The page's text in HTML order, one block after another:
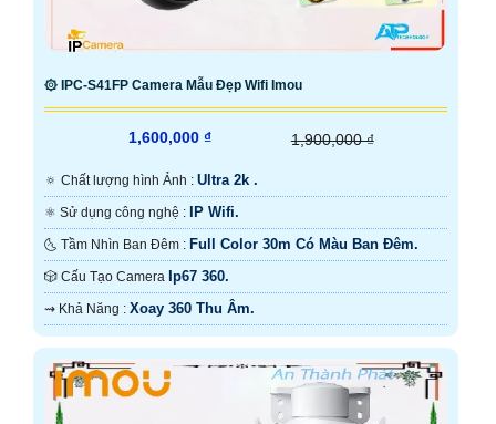
۞ IPC-S41FP Camera Mẫu Đẹp Wifi Imou
1,600,000 ₫ 1,900,000 ₫
🔅 Chất lượng hình Ảnh : Ultra 2k .
⚛️ Sử dụng công nghệ : IP Wifi.
🌜 Tầm Nhìn Ban Đêm : Full Color 30m Có Màu Ban Đêm.
🎲 Cấu Tạo Camera Ip67 360.
️⇝ Khả Năng : Xoay 360 Thu Âm.